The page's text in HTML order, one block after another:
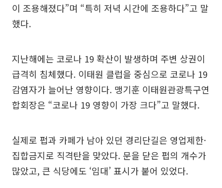
이 조용해졌다”며 “특히 저녁 시간에 조용하다”고 말
했다.
지난해에는 코로나 19 확산이 발생하며 주변 상권이
급격히 침체했다. 이태원 클럽을 중심으로 코로나 19
감염자가 늘어난 영향이다. 맹기훈 이태원관광특구연
합회장은 “코로나 19 영향이 가장 크다”고 말했다.
실제로 펍과 카페가 남아 있던 경리단길은 영업제한·
집합금지로 직격탄을 맞았다. 문을 닫은 펍의 개수가
많았고, 큰 식당에도 ‘임대’ 표시가 붙어 있었다.